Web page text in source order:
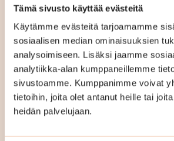
Tämä sivusto käyttää evästeitä
Käytämme evästeitä tarjoamamme
sosiaalisen median ominaisuuksien
analysoimiseen. Lisäksi jaamme
analytiikka-alan kumppaneillemme
sivustoamme. Kumppanimme voivat
tietoihin, joita olet antanut heille tai
heidän palvelujaan.
niistä erityisen haavoittuvia.
mukana kulkeutuva katusuola,
voivat imeytyä
vahingoittaa niitä pysyvästi.
uudemmissa taloissa käytetyt
vinyylilattiat eivät anna
Mikäli ne pääsevät